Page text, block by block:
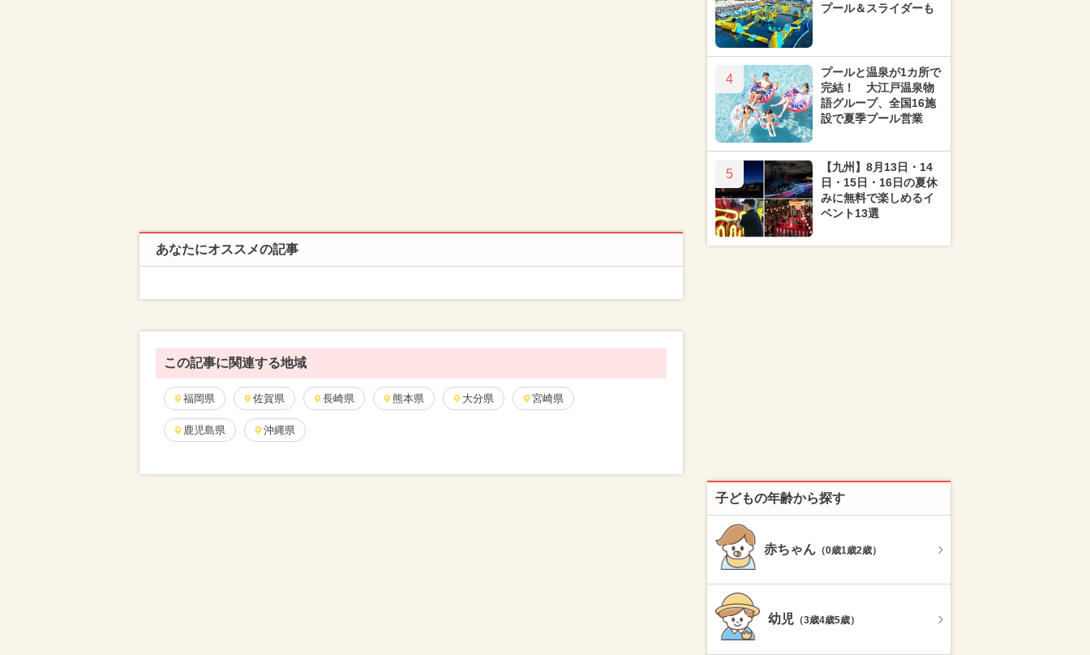
あなたにオススメの記事
この記事に関連する地域
福岡県 佐賀県 長崎県 熊本県 大分県 宮崎県
鹿児島県 沖縄県
プール＆スライダーも
4
プールと温泉が1カ所で
完結！ 大江戸温泉物
語グループ、全国16施
設で夏季プール営業
5
【九州】8月13日・14
日・15日・16日の夏休
みに無料で楽しめるイ
ベント13選
子どもの年齢から探す
赤ちゃん （0歳1歳2歳）
幼児 （3歳4歳5歳）